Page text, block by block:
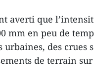
averti que
mm en peu de
des crues
de terrain